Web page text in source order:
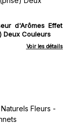
d'Arômes Effet
Deux Couleurs
Voir les détails